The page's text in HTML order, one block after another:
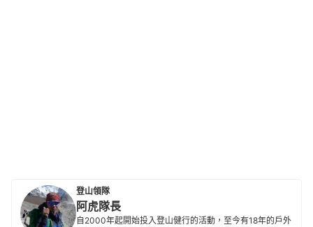
登山領隊
阿虎隊長
自2000年起開始投入登山健行的活動，至今有18年的戶外